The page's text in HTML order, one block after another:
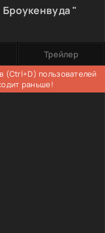
"
Трейлер
(Ctrl+D) пользователей
раньше!